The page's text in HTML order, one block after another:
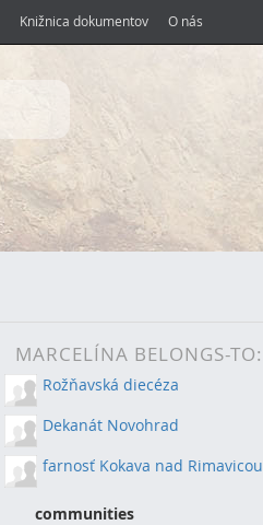
Knižnica dokumentov O nás
MARCELÍNA BELONGS-TO:
Rožňavská diecéza
Dekanát Novohrad
farnosť Kokava nad Rimavicou
communities